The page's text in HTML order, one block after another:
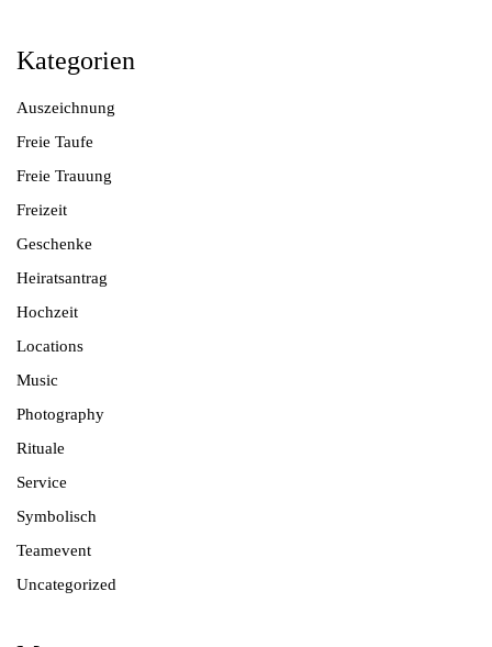
Kategorien
Auszeichnung
Freie Taufe
Freie Trauung
Freizeit
Geschenke
Heiratsantrag
Hochzeit
Locations
Music
Photography
Rituale
Service
Symbolisch
Teamevent
Uncategorized